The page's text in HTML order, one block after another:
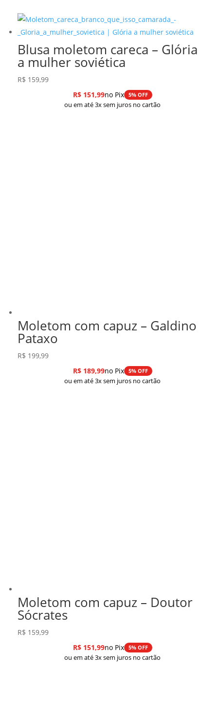
Blusa moletom careca – Glória
a mulher soviética
R$ 159,99
R$151,99no Pix 5% OFF
ou em até 3x sem juros no cartão
Moletom com capuz – Galdino
Pataxo
R$ 199,99
R$189,99no Pix 5% OFF
ou em até 3x sem juros no cartão
Moletom com capuz – Doutor
Sócrates
R$ 159,99
R$151,99no Pix 5% OFF
ou em até 3x sem juros no cartão